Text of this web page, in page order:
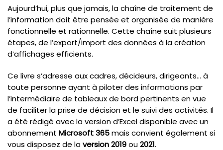
avec
Excel
Aujourd’hui, plus que jamais, la chaîne de traitement de
l’information doit être pensée et organisée de manière
fonctionnelle et rationnelle. Cette chaîne suit plusieurs
étapes, de l’export/import des données à la création
d’affichages efficients.
Ce livre s’adresse aux cadres, décideurs, dirigeants… à
toute personne ayant à piloter des informations par
l’intermédiaire de tableaux de bord pertinents en vue
de faciliter la prise de décision et le suivi des activités. Il
a été rédigé avec la version d’Excel disponible avec un
abonnement Microsoft 365mais convient également si
vous disposez de laversion 2019ou2021.